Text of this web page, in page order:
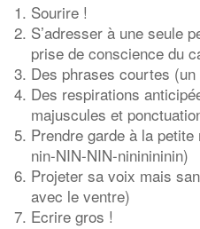
Sourire !
S’adresser à une seule
prise de conscience du
Des phrases courtes
Des respirations
majuscules et
Prendre garde à la
nin-NIN-NIN-nininininin)
Projeter sa voix mais
avec le ventre)
Ecrire gros !